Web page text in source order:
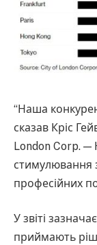
“Наша
сказав Кріс
London Corp. —
стимулювання
професійних
У звіті
приймають